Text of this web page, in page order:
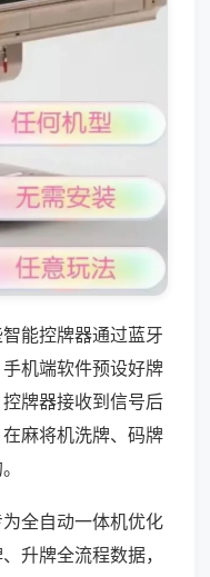
能控牌器通过蓝牙
机端软件预设好牌
牌器接收到信号后
麻将机洗牌、码牌
全自动一体机优化
升牌全流程数据，